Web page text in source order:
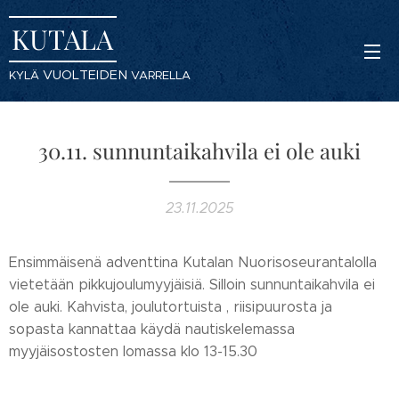
KUTALA
KYLÄ VUOLTEIDEN VARRELLA
30.11. sunnuntaikahvila ei ole auki
23.11.2025
Ensimmäisenä adventtina Kutalan Nuorisoseurantalolla
vietetään pikkujoulumyyjäisiä. Silloin sunnuntaikahvila ei
ole auki. Kahvista, joulutortuista , riisipuurosta ja
sopasta kannattaa käydä nautiskelemassa
myyjäisostosten lomassa klo 13-15.30